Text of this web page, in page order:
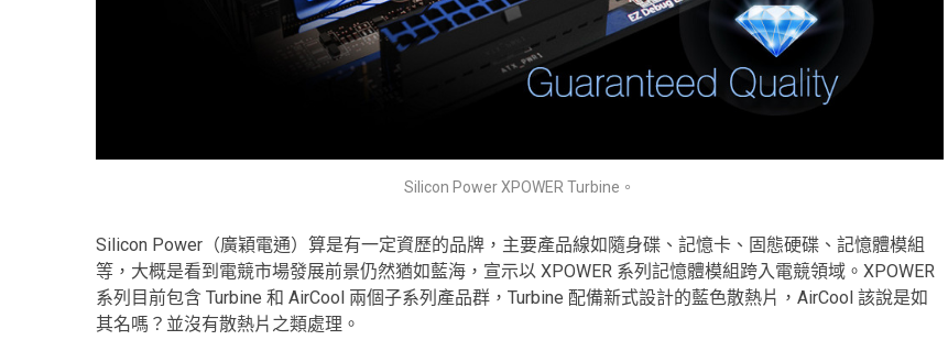
Silicon Power XPOWER Turbine。
Silicon Power（廣穎電通）算是有一定資歷的品牌，主要產品線如隨身碟、記憶卡、固態硬碟、記憶體模組
等，大概是看到電競市場發展前景仍然猶如藍海，宣示以 XPOWER 系列記憶體模組跨入電競領域。XPOWER
系列目前包含 Turbine 和 AirCool 兩個子系列產品群，Turbine 配備新式設計的藍色散熱片，AirCool 該說是如
其名嗎？並沒有散熱片之類處理。